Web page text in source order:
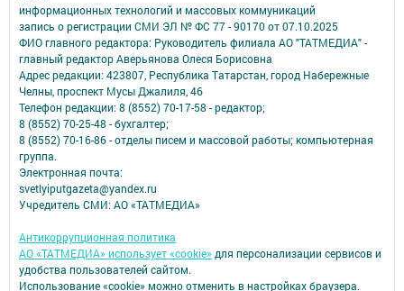
информационных технологий и массовых коммуникаций
запись о регистрации СМИ ЭЛ № ФС 77 - 90170 от 07.10.2025
ФИО главного редактора: Руководитель филиала АО "ТАТМЕДИА" -
главный редактор Аверьянова Олеся Борисовна
Адрес редакции: 423807, Республика Татарстан, город Набережные
Челны, проспект Мусы Джалиля, 46
Телефон редакции: 8 (8552) 70-17-58 - редактор;
8 (8552) 70-25-48 - бухгалтер;
8 (8552) 70-16-86 - отделы писем и массовой работы; компьютерная
группа.
Электронная почта:
svetlyiputgazeta@yandex.ru
Учредитель СМИ: АО «ТАТМЕДИА»
Антикоррупционная политика
АО «ТАТМЕДИА» использует «cookie» для персонализации сервисов и
удобства пользователей сайтом.
Использование «cookie» можно отменить в настройках браузера.